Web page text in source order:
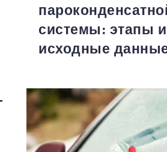
системы: этапы и
исходные